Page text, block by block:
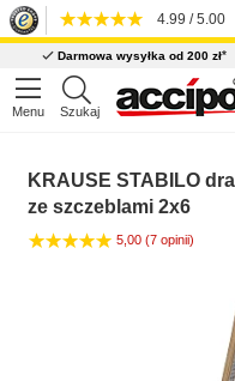
4.99 / 5.00
Darmowa wysyłka od 200 zł*
Menu Szukaj
KRAUSE STABILO
ze szczeblami 2x6
5,00 (7 opinii)